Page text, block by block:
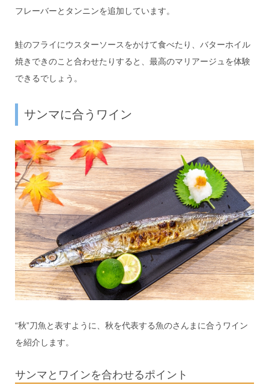
フレーバーとタンニンを追加しています。
鮭のフライにウスターソースをかけて食べたり、バターホイル
焼きできのこと合わせたりすると、最高のマリアージュを体験
できるでしょう。
サンマに合うワイン
“秋”刀魚と表すように、秋を代表する魚のさんまに合うワイン
を紹介します。
サンマとワインを合わせるポイント